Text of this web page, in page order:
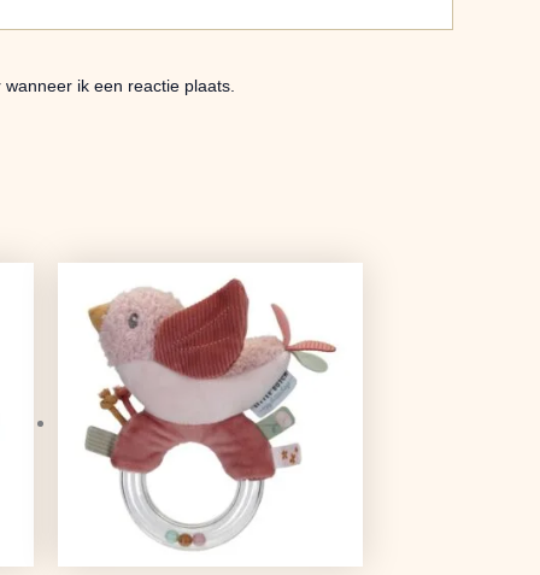
ik een reactie plaats.
Oorspronkelijke
prijs
was:
€9,99.
prijs
is:
€7,89.